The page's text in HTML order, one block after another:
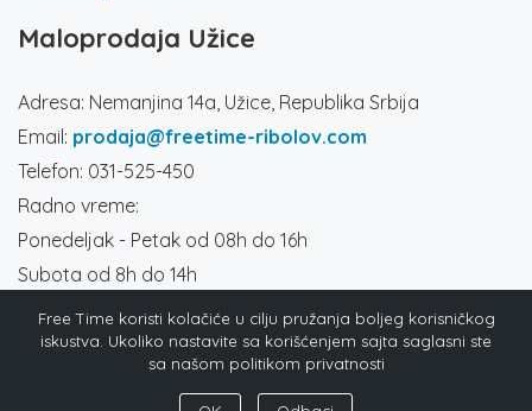
Maloprodaja Užice
Adresa: Nemanjina 14a, Užice, Republika Srbija
Email: prodaja@freetime-ribolov.com
Telefon: 031-525-450
Radno vreme:
Ponedeljak - Petak od 08h do 16h
Subota od 8h do 14h
Društvene mreže
Free Time koristi kolačiće u cilju pružanja boljeg korisničkog
iskustva. Ukoliko nastavite sa korišćenjem sajta saglasni ste
sa našom politikom privatnosti